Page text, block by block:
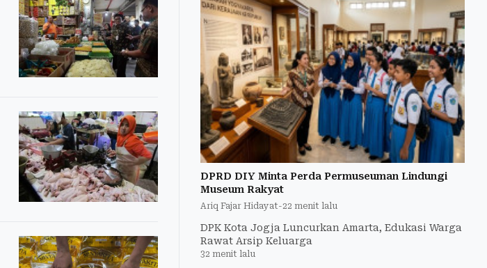
DPRD DIY Minta Perda Permuseuman Lindungi
Museum Rakyat
Ariq Fajar Hidayat-22 menit lalu
DPK Kota Jogja Luncurkan Amarta, Edukasi Warga
Rawat Arsip Keluarga
32 menit lalu